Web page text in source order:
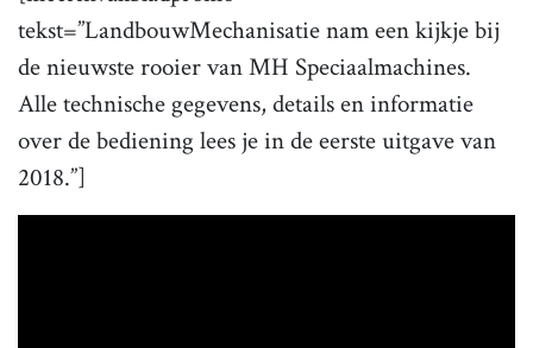
tekst=”LandbouwMechanisatie nam een kijkje bij
de nieuwste rooier van MH Speciaalmachines.
Alle technische gegevens, details en informatie
over de bediening lees je in de eerste uitgave van
2018.”]